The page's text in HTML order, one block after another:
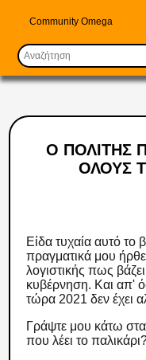
Community Omega
Ο ΠΟΛΙΤΗΣ
ΟΛΟΥΣ
Είδα τυχαία αυτό το
πραγματικά μου
λογιστικής πως
κυβέρνηση. Και απ'
τώρα 2021 δεν έχει
Γράψτε μου κάτω
που λέει το